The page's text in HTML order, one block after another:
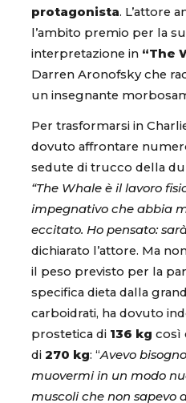
protagonista. L’attore
l’ambito premio per la
interpretazione in “The
Darren Aronofsky che
un insegnante
Per trasformarsi in
dovuto affrontare
sedute di trucco della
“The Whale è il lavoro
impegnativo che abbia
eccitato. Ho pensato:
dichiarato l’attore. Ma
il peso previsto per la
specifica dieta dalla
carboidrati, ha dovuto
prostetica di 136 kg così
di 270 kg: “Avevo
muovermi in un modo
muscoli che non sapevo